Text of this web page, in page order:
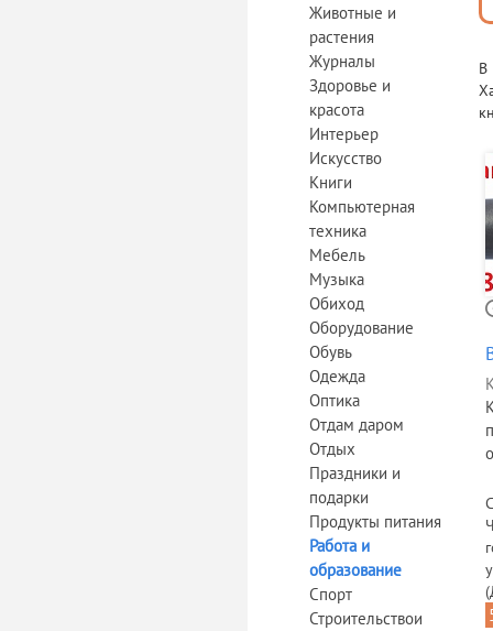
Животные и
растения
Журналы
Здоровье и
красота
Интерьер
Искусство
Книги
Компьютерная
техника
Мебель
Музыка
Обиход
Оборудование
Обувь
Одежда
Оптика
Отдам даром
Отдых
Праздники и
подарки
Продукты питания
Работа и
образование
Спорт
Строительствои
В